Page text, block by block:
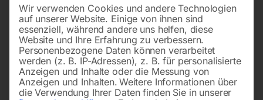
Wir verwenden Cookies und andere Technologien
auf unserer Website. Einige von ihnen sind
essenziell, während andere uns helfen, diese
Website und Ihre Erfahrung zu verbessern.
Personenbezogene Daten können verarbeitet
werden (z. B. IP-Adressen), z. B. für personalisierte
Anzeigen und Inhalte oder die Messung von
Anzeigen und Inhalten. Weitere Informationen über
die Verwendung Ihrer Daten finden Sie in unserer